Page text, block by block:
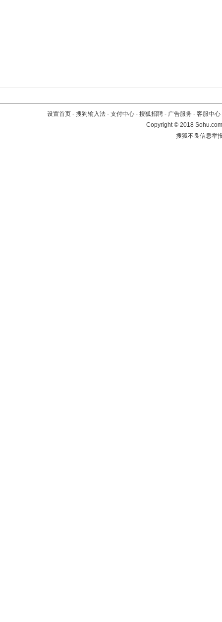
设置首页 - 搜狗输入法 - 支付中心 - 搜狐招聘 - 广告服务 - 客服中心
Copyright©2018
搜狐不良信息举